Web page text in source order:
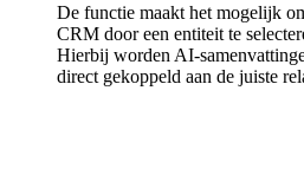
De functie maakt het mogelijk
CRM door een entiteit te
Hierbij worden AI-
direct gekoppeld aan de juiste